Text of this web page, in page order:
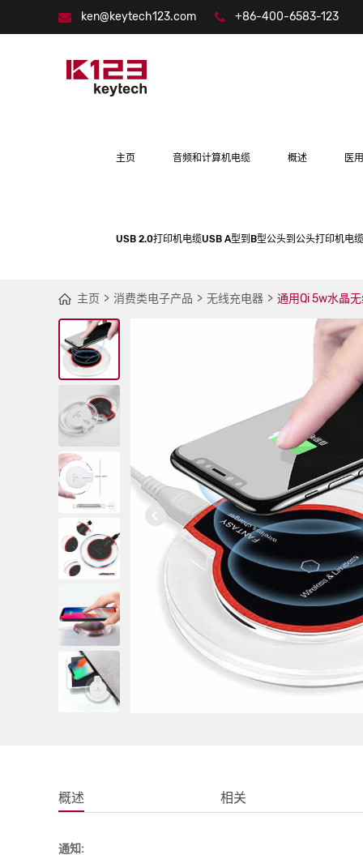
ken@keytech123.com +86-400-6583-123
主页 音频和计算机电缆 概述 医
USB 2.0打印机电缆USB A型到B型公头到公头打印机电
主页 消费类电子产品 无线充电器 通用Qi 5w水晶
概述 相关
通知: